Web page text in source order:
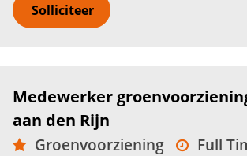
Solliciteer
Medewerker
aan den Rijn
Groenvoorziening
Full